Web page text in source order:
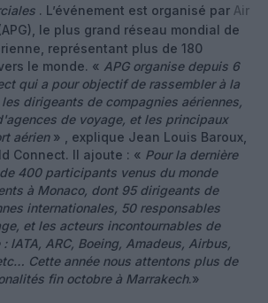
. L’événement est organisé par Air
le plus grand réseau mondial de
représentant plus de 180
le monde. « APG organise depuis 6
qui a pour objectif de rassembler à la
dirigeants de compagnies aériennes,
de voyage, et les principaux
aérien» , explique Jean Louis Baroux,
Connect. Il ajoute : « Pour la dernière
400 participants venus du monde
à Monaco, dont 95 dirigeants de
internationales, 50 responsables
et les acteurs incontournables de
IATA, ARC, Boeing, Amadeus, Airbus,
Cette année nous attentons plus de
fin octobre à Marrakech.»